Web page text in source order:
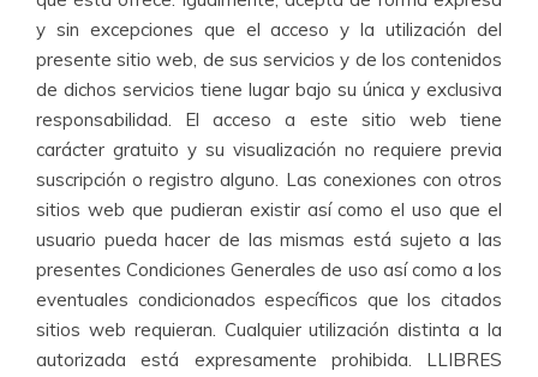
y sin excepciones que el acceso y la utilización del
presente sitio web, de sus servicios y de los contenidos
de dichos servicios tiene lugar bajo su única y exclusiva
responsabilidad. El acceso a este sitio web tiene
carácter gratuito y su visualización no requiere previa
suscripción o registro alguno. Las conexiones con otros
sitios web que pudieran existir así como el uso que el
usuario pueda hacer de las mismas está sujeto a las
presentes Condiciones Generales de uso así como a los
eventuales condicionados específicos que los citados
sitios web requieran. Cualquier utilización distinta a la
autorizada está expresamente prohibida. LLIBRES